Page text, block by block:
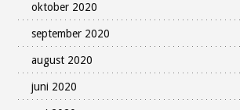
oktober 2020
september 2020
august 2020
juni 2020